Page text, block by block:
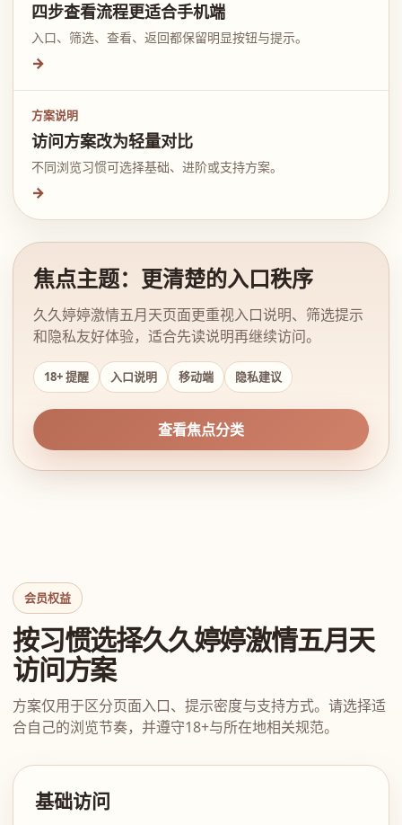
四步查看流程更适合手机端
入口、筛选、查看、返回都保留明显按钮与提示。
→
方案说明
访问方案改为轻量对比
不同浏览习惯可选择基础、进阶或支持方案。
→
焦点主题：更清楚的入口秩序
久久婷婷激情五月天页面更重视入口说明、筛选提示
和隐私友好体验，适合先读说明再继续访问。
18+ 提醒 入口说明 移动端 隐私建议
查看焦点分类
会员权益
按习惯选择久久婷婷激情五月天
访问方案
方案仅用于区分页面入口、提示密度与支持方式。请选择适
合自己的浏览节奏，并遵守18+与所在地相关规范。
基础访问